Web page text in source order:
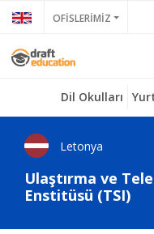
OFİSLERİMİZ
Dil Okulları
Letonya
Ulaştırma ve
Enstitüsü (TSI)